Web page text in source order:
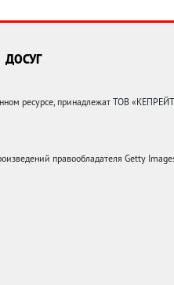
ДОСУГ
ресурсе, принадлежат ТОВ
правообладателя Getty